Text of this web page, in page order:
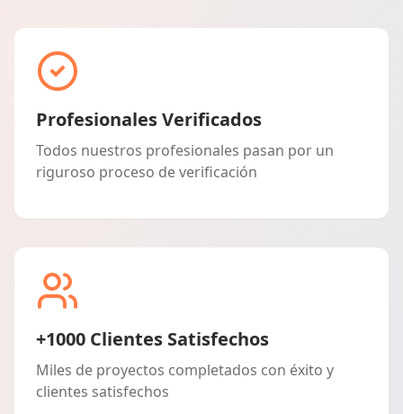
Profesionales Verificados
Todos nuestros profesionales pasan por un
riguroso proceso de verificación
+1000 Clientes Satisfechos
Miles de proyectos completados con éxito y
clientes satisfechos